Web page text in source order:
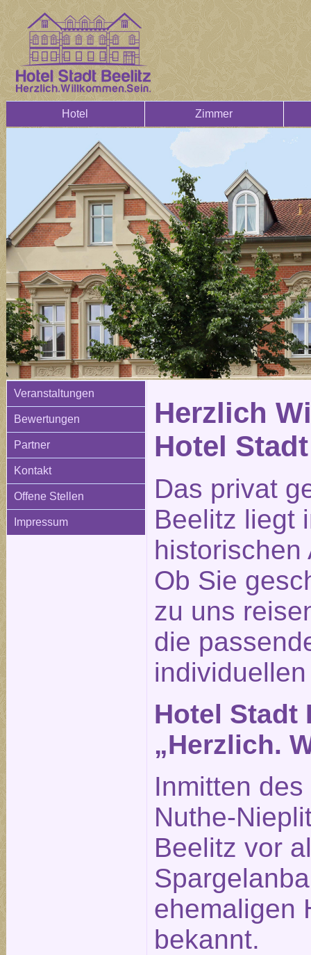
Hotel Zimmer
Veranstaltungen
Bewertungen
Partner
Kontakt
Offene Stellen
Impressum
Herzlich
Hotel
Das privat
Beelitz liegt
historischen
Ob Sie
zu uns
die
Hotel Stadt
„Herzlich.
Inmitten
Nuthe-
Beelitz vor
ehemaligen
bekannt.